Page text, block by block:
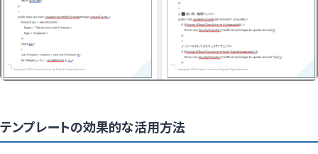
テンプレートの効果的な活用方法